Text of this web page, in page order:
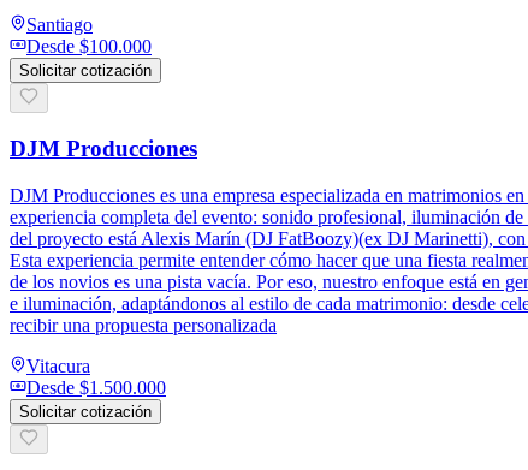
Santiago
Desde $100.000
Solicitar cotización
DJM Producciones
DJM Producciones es una empresa especializada en matrimonios
experiencia completa del evento: sonido profesional, iluminación
del proyecto está Alexis Marín (DJ FatBoozy)(ex DJ Marinetti),
Esta experiencia permite entender cómo hacer que una fiesta
de los novios es una pista vacía. Por eso, nuestro enfoque está en
e iluminación, adaptándonos al estilo de cada matrimonio: desde
recibir una propuesta personalizada
Vitacura
Desde $1.500.000
Solicitar cotización